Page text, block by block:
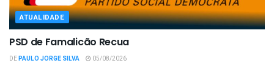
ATUALIDADE
PSD de Famalicão Recua
DEPAULO JORGE SILVA 05/08/2026